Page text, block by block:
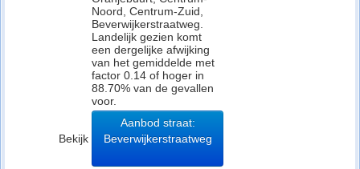
Noord, Centrum-Zuid,
Beverwijkerstraatweg.
Landelijk gezien komt
een dergelijke afwijking
van het gemiddelde met
factor 0.14 of hoger in
88.70% van de gevallen
voor.
Bekijk
Aanbod straat:
Beverwijkerstraatweg